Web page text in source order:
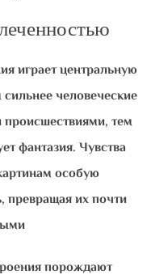
играет центральную
человеческие
происшествиями, тем
фантазия. Чувства
особую
превращая их почти
порождают